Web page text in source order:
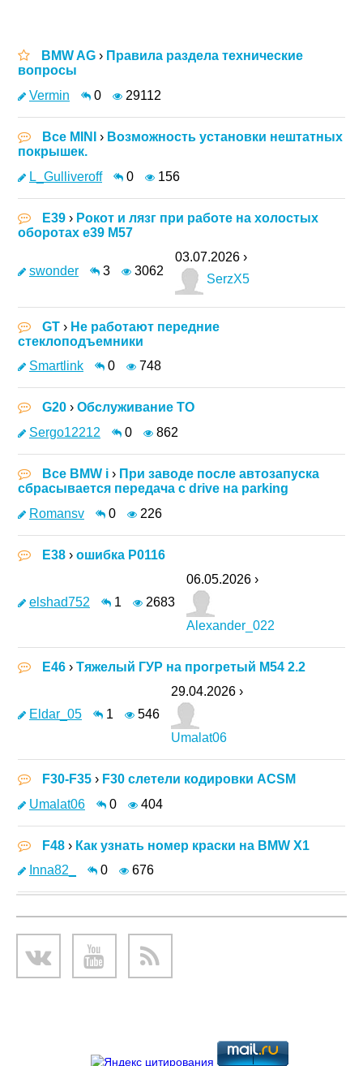
BMW AG › Правила раздела технические
вопросы
Vermin
0 29112
Все MINI › Возможность установки нештатных
покрышек.
L_Gulliveroff
0 156
E39 › Рокот и лязг при работе на холостых
оборотах e39 M57
swonder 3 3062
03.07.2026 ›
SerzX5
GT › Не работают передние
стеклоподъемники
Smartlink
0 748
G20 › Обслуживание ТО
Sergo12212
0 862
Все BMW i › При заводе после автозапуска
сбрасывается передача с drive на parking
Romansv
0 226
E38 › ошибка P0116
elshad752 1 2683
06.05.2026 ›
Alexander_022
E46 › Тяжелый ГУР на прогретый M54 2.2
Eldar_05 1 546
29.04.2026 ›
Umalat06
F30-F35 › F30 слетели кодировки ACSM
Umalat06
0 404
F48 › Как узнать номер краски на BMW X1
Inna82_
0 676